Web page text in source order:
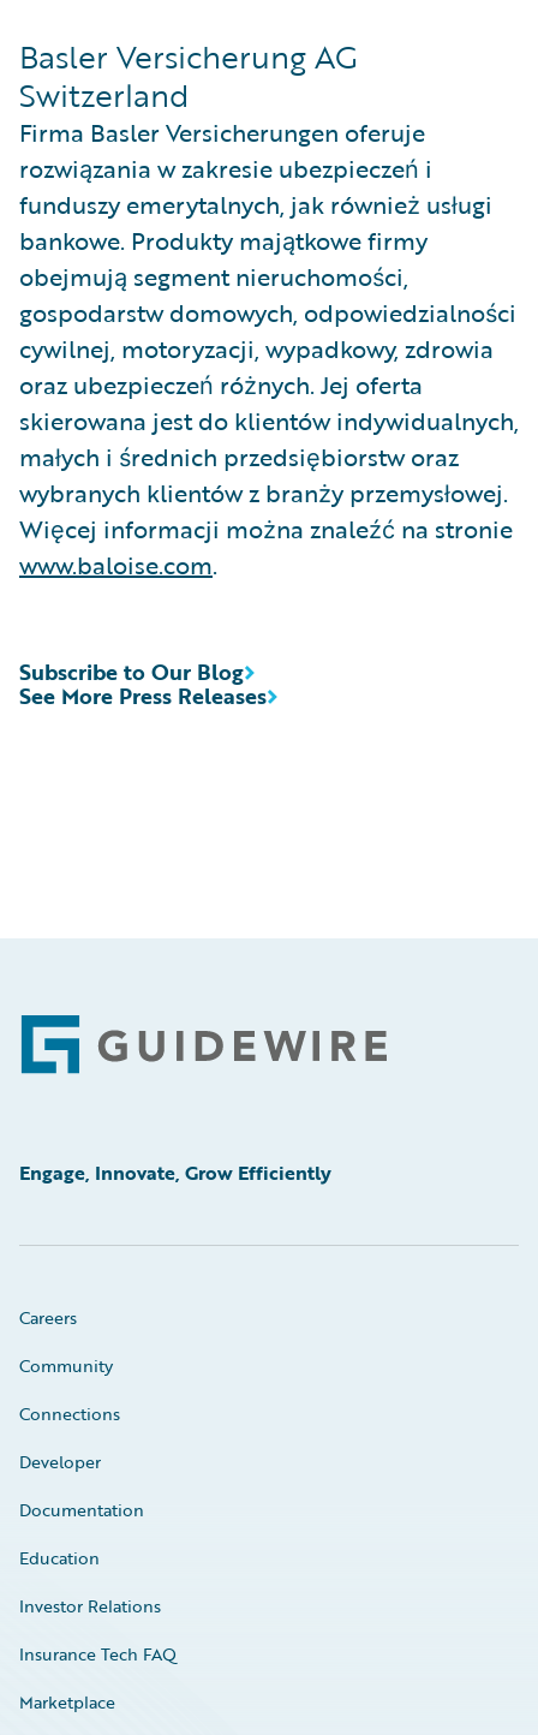
Basler Versicherung AG
Switzerland
Firma Basler Versicherungen oferuje
rozwiązania w zakresie ubezpieczeń i
funduszy emerytalnych, jak również usługi
bankowe. Produkty majątkowe firmy
obejmują segment nieruchomości,
gospodarstw domowych, odpowiedzialności
cywilnej, motoryzacji, wypadkowy, zdrowia
oraz ubezpieczeń różnych. Jej oferta
skierowana jest do klientów indywidualnych,
małych i średnich przedsiębiorstw oraz
wybranych klientów z branży przemysłowej.
Więcej informacji można znaleźć na stronie
www.baloise.com.
See More Press Releases
Subscribe to Our Blog
Footer
Engage, Innovate, Grow Efficiently
Careers
Community
Connections
Developer
Documentation
Education
Investor Relations
Insurance Tech FAQ
Marketplace